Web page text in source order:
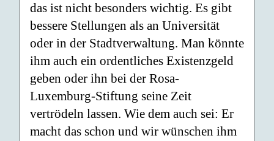
das ist nicht besonders wichtig. Es gibt
bessere Stellungen als an Universität
oder in der Stadtverwaltung. Man könnte
ihm auch ein ordentliches Existenzgeld
geben oder ihn bei der Rosa-
Luxemburg-Stiftung seine Zeit
vertrödeln lassen. Wie dem auch sei: Er
macht das schon und wir wün­schen ihm